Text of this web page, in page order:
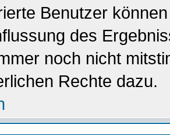
Benutzer
des
noch nicht
Rechte dazu.